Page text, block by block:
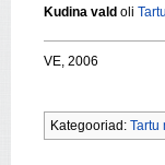
Kudina vald oli
VE, 2006
Kategooriad: Tartu